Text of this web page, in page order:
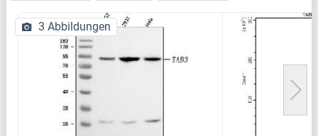
3 Abbildungen